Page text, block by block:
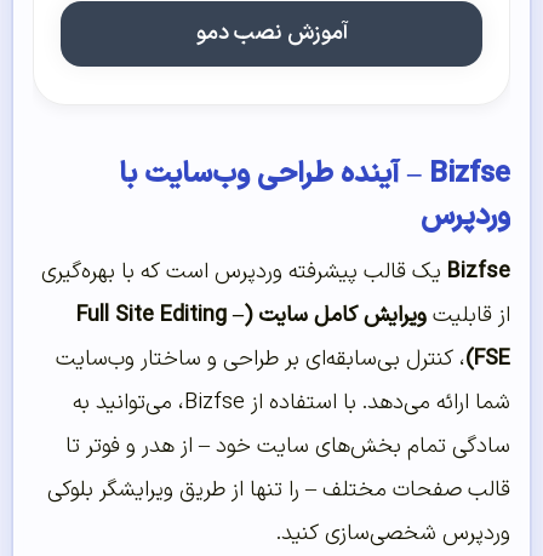
آموزش نصب دمو
Bizfse – آینده طراحی وب‌سایت با
وردپرس
Bizfse یک قالب پیشرفته وردپرس است که با بهره‌گیری
از قابلیت
ویرایش کامل سایت (Full Site Editing –
FSE) ، کنترل بی‌سابقه‌ای بر طراحی و ساختار وب‌سایت
شما ارائه می‌دهد. با استفاده از Bizfse، می‌توانید به
سادگی تمام بخش‌های سایت خود – از هدر و فوتر تا
قالب صفحات مختلف – را تنها از طریق ویرایشگر بلوکی
وردپرس شخصی‌سازی کنید.